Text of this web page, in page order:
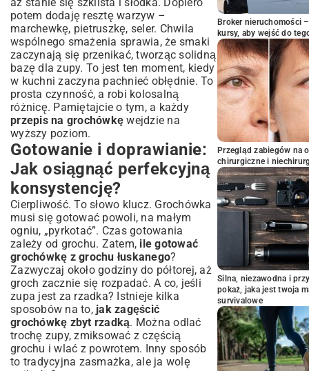
potem dodaję resztę warzyw –
marchewkę, pietruszkę, seler. Chwila
wspólnego smażenia sprawia, że smaki
zaczynają się przenikać, tworząc solidną
bazę dla zupy. To jest ten moment, kiedy
w kuchni zaczyna pachnieć obłędnie. To
prosta czynność, a robi kolosalną
różnicę. Pamiętajcie o tym, a każdy
przepis na grochówkę wejdzie na
wyższy poziom.
Gotowanie i doprawianie:
Jak osiągnąć perfekcyjną
konsystencję?
Cierpliwość. To słowo klucz. Grochówka
musi się gotować powoli, na małym
ogniu, „pyrkotać”. Czas gotowania
zależy od grochu. Zatem, ile gotować
grochówkę z grochu łuskanego?
Zazwyczaj około godziny do półtorej, aż
groch zacznie się rozpadać. A co, jeśli
zupa jest za rzadka? Istnieje kilka
sposobów na to, jak zagęścić
grochówkę zbyt rzadką. Można odlać
trochę zupy, zmiksować z częścią
grochu i wlać z powrotem. Inny sposób
to tradycyjna zasmażka, ale ja wolę
Broker nieruchomości
kursy, aby wejść do
Przegląd zabiegów na
chirurgiczne i
Silna, niezawodna i
pokaż, jaka jest twoja
survivalowe